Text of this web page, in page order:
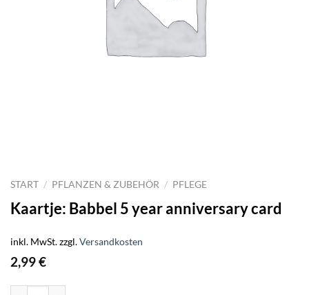
START / PFLANZEN & ZUBEHÖR / PFLEGE
Kaartje: Babbel 5 year anniversary card
inkl. MwSt.zzgl.Versandkosten
2,99€